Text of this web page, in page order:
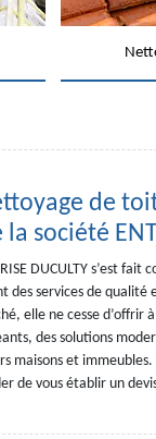
de
société
DUCULTY s’est
des services de
elle ne cesse d’offrir
des solutions
maisons et
de vous établir un